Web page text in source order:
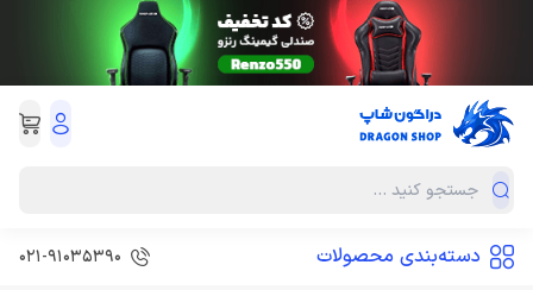
دسته‌بندی محصولات 021-91035390